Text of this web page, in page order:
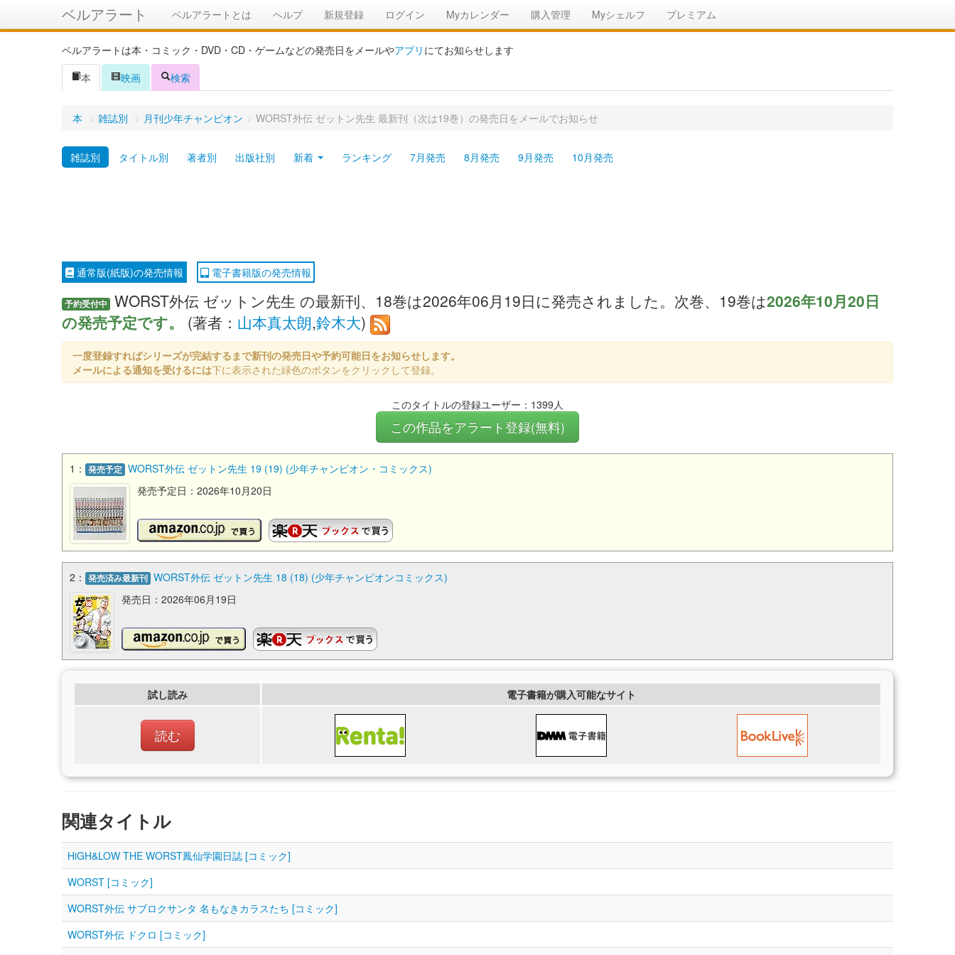
ベルアラート ベルアラートとは ヘルプ 新規登録 ログイン Myカレンダー 購入管理 Myシェルフ プレミアム
ベルアラートは本・コミック・DVD・CD・ゲームなどの発売日をメールやアプリ にてお知らせします
本
映画 検索
本 > 雑誌別 > 月刊少年チャンピオン > WORST外伝 ゼットン先生 最新刊（次は19巻）の発売日をメールでお知らせ
雑誌別 タイトル別 著者別 出版社別 新着 ランキング 7月発売 8月発売 9月発売 10月発売
通常版(紙版)の発売情報 電子書籍版の発売情報
予約受付中 WORST外伝 ゼットン先生 の最新刊、18巻は2026年06月19日に発売されました。次巻、19巻は2026年10月20日
の発売予定です。
(著者： 山本真太朗,鈴木大)
一度登録すればシリーズが完結するまで新刊の発売日や予約可能日をお知らせします。
メールによる通知を受けるには下に表示された緑色のボタンをクリックして登録。
このタイトルの登録ユーザー：1399人
この作品をアラート登録(無料)
1： 発売予定 WORST外伝 ゼットン先生 19 (19) (少年チャンピオン・コミックス)
発売予定日：2026年10月20日
2： 発売済み最新刊 WORST外伝 ゼットン先生 18 (18) (少年チャンピオンコミックス)
発売日：2026年06月19日
試し読み 電子書籍が購入可能なサイト
読む
関連タイトル
HiGH&LOW THE WORST鳳仙学園日誌 [コミック]
WORST [コミック]
WORST外伝 サブロクサンタ 名もなきカラスたち [コミック]
WORST外伝 ドクロ [コミック]